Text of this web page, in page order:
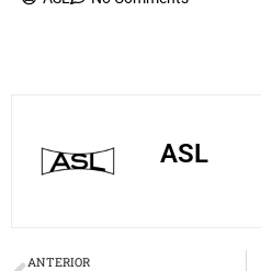
ASL
Prev
ANTERIOR